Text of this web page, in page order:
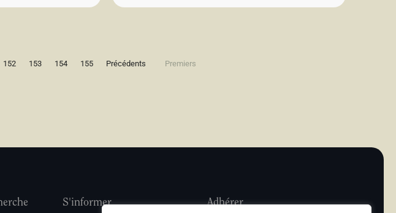
152 153 154 155 Précédents Premiers
S'informer Adhérer